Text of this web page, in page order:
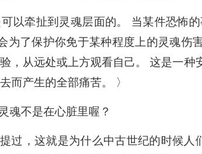
以牵扯到灵魂层面的。 当某件恐怖
为了保护你免于某种程度上的灵魂伤
，从远处或上方观看自己。 这是一种
而产生的全部痛苦。 〉
魂不是在心脏里喔？
过，这就是为什么中古世纪的时候人